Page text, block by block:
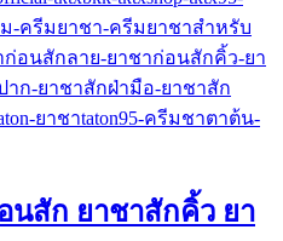
นสัก ยาชาสักคิ้ว ยา